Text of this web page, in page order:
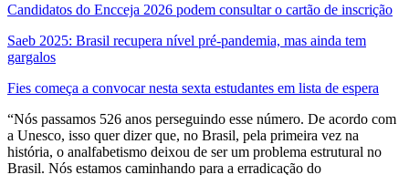
Candidatos do Encceja 2026 podem consultar o cartão de inscrição
Saeb 2025: Brasil recupera nível pré-pandemia, mas ainda tem
gargalos
Fies começa a convocar nesta sexta estudantes em lista de espera
“Nós passamos 526 anos perseguindo esse número. De acordo com
a Unesco, isso quer dizer que, no Brasil, pela primeira vez na
história, o analfabetismo deixou de ser um problema estrutural no
Brasil. Nós estamos caminhando para a erradicação do